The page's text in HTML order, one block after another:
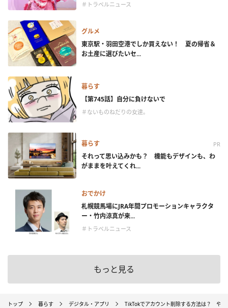
＃トラベルニュース
グルメ
東京駅・羽田空港でしか買えない！ 夏の帰省＆
お土産に選びたいセ...
暮らす
【第745話】自分に負けないで
＃ないものねだりの女達。
暮らす PR
それって思い込みかも？ 機能もデザインも、わ
がままを叶えてくれ...
おでかけ
札幌競馬場にJRA年間プロモーションキャラクタ
ー・竹内涼真が来...
＃トラベルニュース
もっと見る
トップ 暮らす デジタル・アプリ TikTokでアカウント削除する方法は？ やり